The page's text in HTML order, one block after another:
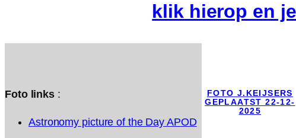
klik hierop en
Foto links :
Astronomy picture of the Day APOD
FOTO J.KEIJSERS
GEPLAATST 22-12-
2025